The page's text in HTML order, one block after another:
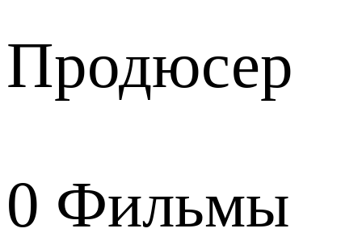
Продюсер
0 Фильмы